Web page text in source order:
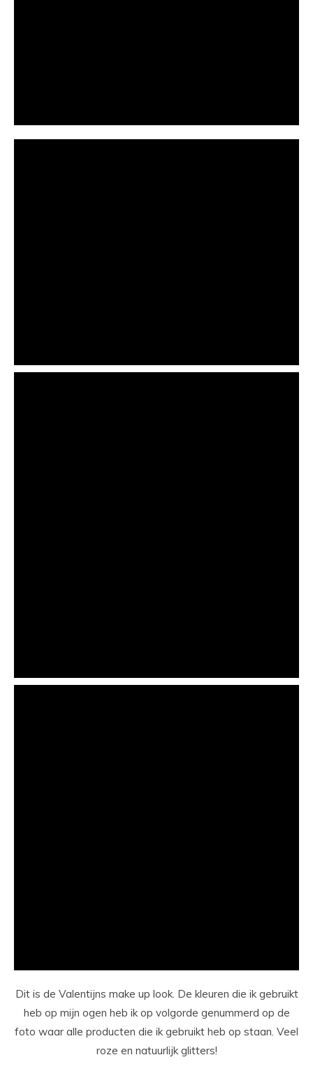
Dit is de Valentijns make up look. De kleuren die ik gebruikt
heb op mijn ogen heb ik op volgorde genummerd op de
foto waar alle producten die ik gebruikt heb op staan. Veel
roze en natuurlijk glitters!